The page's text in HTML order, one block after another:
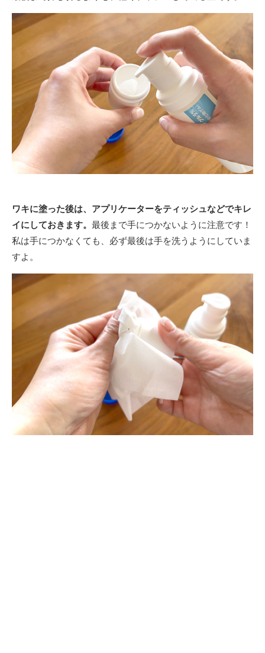
ワキに塗った後は、アプリケーターをティッシュなどでキレ
イにしておきます。 最後まで手につかないように注意です！
私は手につかなくても、必ず最後は手を洗うようにしていま
すよ。